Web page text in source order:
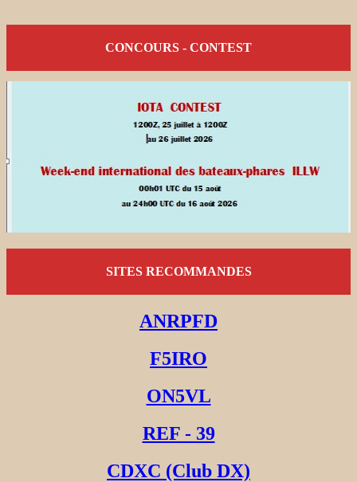
CONCOURS - CONTEST
SITES RECOMMANDES
ANRPFD
F5IRO
ON5VL
REF - 39
CDXC (Club DX)